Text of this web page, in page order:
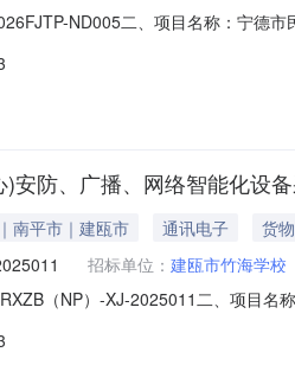
ND005二、项目名称：宁德
成交总价（元）1福建汇智路安科技
安防、广播、网络智能化设
南平市｜建瓯市 通讯电子
货物
招标单位： 建瓯市竹海学校
（NP）-XJ-2025011二、项目名
数量货物总价(元)1福建中思铭科技